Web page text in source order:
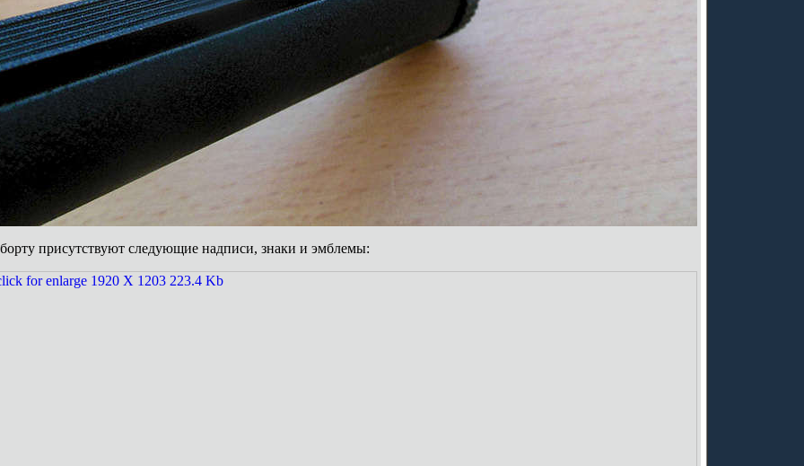
присутствуют следующие надписи, знаки и эмблемы: